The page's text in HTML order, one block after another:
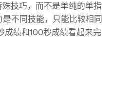
技巧，而不是单纯的单指
不同技能，只能比较相同
绩和100秒成绩看起来完